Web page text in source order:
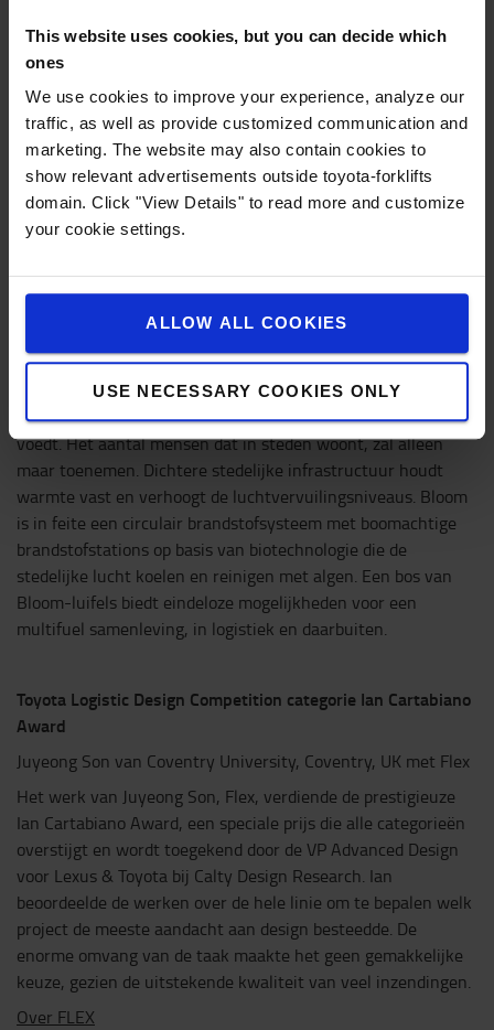
This website uses cookies, but you can decide which
ones
We use cookies to improve your experience, analyze our
traffic, as well as provide customized communication and
marketing. The website may also contain cookies to
show relevant advertisements outside toyota-forklifts
domain. Click "View Details" to read more and customize
your cookie settings.
ALLOW ALL COOKIES
USE NECESSARY COOKIES ONLY
Besprekingen over transportuitdagingen en afvalbeheer
leidden tot een vuilnisrobot die effectieve oplossingen biedt.
Elise: “We wilden de schaamte wegnemen van het oprapen
van afval en mensen belonen voor het willen doen van het
juiste. Het UX-systeem vult de robot aan.”
Toyota Logistic Design Competition categoryie
Simon Lavender van California State University, Long Beach,
met Bloom Charge
Over BLOOM CHARGE
Zoals de ontwerper het concept beschrijft, draait Bloom
Charge om het creëren van de frisse lucht die onze toekomst
voedt. Het aantal mensen dat in steden woont, zal alleen
maar toenemen. Dichtere stedelijke infrastructuur houdt
warmte vast en verhoogt de luchtvervuilingsniveaus. Bloom
is in feite een circulair brandstofsysteem met boomachtige
brandstofstations op basis van biotechnologie die de
stedelijke lucht koelen en reinigen met algen. Een bos van
Bloom-luifels biedt eindeloze mogelijkheden voor een
multifuel samenleving, in logistiek en daarbuiten.
Toyota Logistic Design Competition categorie Ian Cartabiano
Award
Juyeong Son van Coventry University, Coventry, UK met Flex
Het werk van Juyeong Son, Flex, verdiende de prestigieuze
Ian Cartabiano Award, een speciale prijs die alle categorieën
overstijgt en wordt toegekend door de VP Advanced Design
voor Lexus & Toyota bij Calty Design Research. Ian
beoordeelde de werken over de hele linie om te bepalen welk
project de meeste aandacht aan design besteedde. De
enorme omvang van de taak maakte het geen gemakkelijke
keuze, gezien de uitstekende kwaliteit van veel inzendingen.
Over FLEX